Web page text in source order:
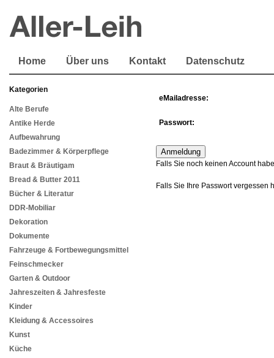
Home Über uns Kontakt Datenschutz
Kategorien
Alte Berufe
Antike Herde
Aufbewahrung
Badezimmer & Körperpflege
Braut & Bräutigam
Bread & Butter 2011
Bücher & Literatur
DDR-Mobiliar
Dekoration
Dokumente
Fahrzeuge & Fortbewegungsmittel
Feinschmecker
Garten & Outdoor
Jahreszeiten & Jahresfeste
Kinder
Kleidung & Accessoires
Kunst
Küche
eMailadresse:
Passwort:
Falls Sie noch keinen Account
Falls Sie Ihre Passwort vergessen